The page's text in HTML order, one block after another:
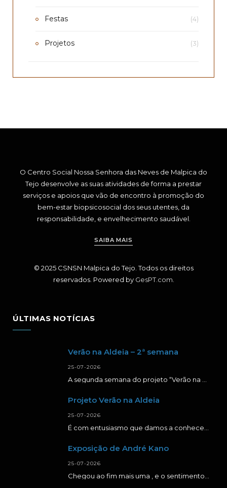
Festas (4)
Projetos (3)
O Centro Social Nossa Senhora das Neves de Malpica do
Tejo desenvolve as suas atividades de forma a prestar
serviços e apoios que vão de encontro à promoção do
bem-estar biopsicosocial dos seus utentes, da
responsabilidade, e envelhecimento saudável.
SAIBA MAIS
© 2025 CSNSN Malpica do Tejo. Todos os direitos
reservados. Powered by GesPT.com
ÚLTIMAS NOTÍCIAS
Verão na Aldeia – 2ª semana
25-07-2026
Projeto Verão na Aldeia
25-07-2026
Exposição de André Kano
25-07-2026